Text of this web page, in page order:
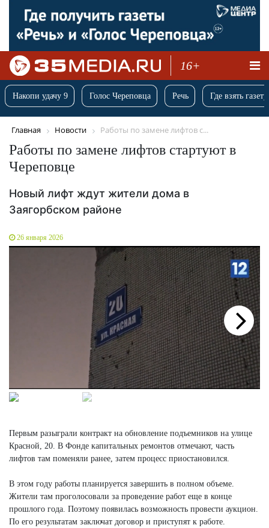
16+
Накопи удачу 9 Голос Череповца Речь Где взять
Главная Новости Работы по замене лифтов с...
Работы по замене лифтов стартуют в
Череповце
Новый лифт ждут жители дома в
Заягорбском районе
26 января 2026
Next
Первым разыграли контракт на обновление подъемников на улице
Красной, 20. В Фонде капитальных ремонтов отмечают, часть
лифтов там поменяли ранее, затем процесс приостановился.
В этом году работы планируется завершить в полном объеме.
Жители там проголосовали за проведение работ еще в конце
прошлого года. Поэтому появилась возможность провести аукцион.
По его результатам заключат договор и приступят к работе.